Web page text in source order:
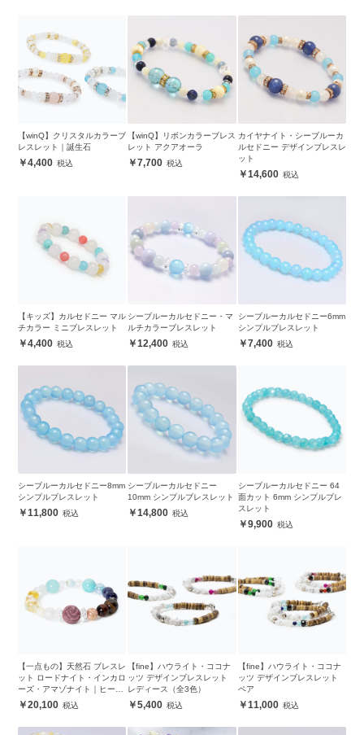
【winQ】クリスタルカラーブ
レスレット｜誕生石
4,400
【winQ】リボンカラーブレス
レット アクアオーラ
7,700
カイヤナイト・シーブルーカ
ルセドニー デザインブレスレ
ット
14,600
【キッズ】カルセドニー マル
チカラー ミニブレスレット
4,400
シーブルーカルセドニー・マ
ルチカラーブレスレット
12,400
シーブルーカルセドニー6mm
シンプルブレスレット
7,400
シーブルーカルセドニー8mm
シンプルブレスレット
11,800
シーブルーカルセドニー
10mm シンプルブレスレット
14,800
シーブルーカルセドニー 64
面カット 6mm シンプルブレ
スレット
9,900
【一点もの】天然石 ブレスレ
ット ロードナイト・インカロ
ーズ・アマゾナイト｜ヒーリ
ングストーン オールインワン
20,100
【fine】ハウライト・ココナ
ッツ デザインブレスレット
レディース（全3色）
5,400
【fine】ハウライト・ココナ
ッツ デザインブレスレット
ペア
11,000